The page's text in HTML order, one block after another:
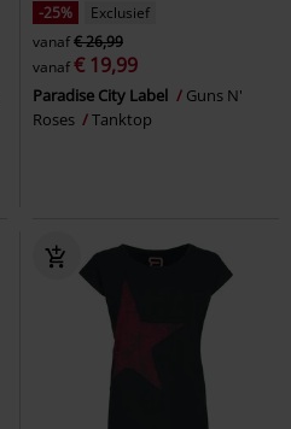
-25%
Exclusief
vanaf€ 26,99
vanaf€ 19,99
Paradise City Label
Guns N'
Roses
Tanktop